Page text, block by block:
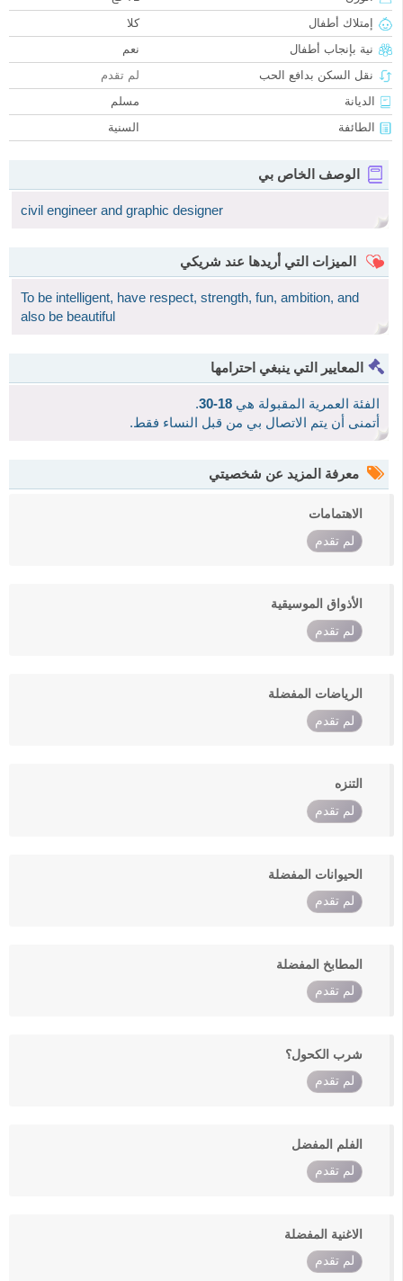
إمتلاك أطفال
كلا
نية بإنجاب أطفال
نعم
نقل السكن بدافع الحب
لم تقدم
الديانة
مسلم
الطائفة
السنية
الوصف الخاص بي
civil engineer and graphic designer
الميزات التي أريدها عند شريكي
To be intelligent, have respect, strength, fun, ambition, and
also be beautiful
المعايير التي ينبغي احترامها
الفئة العمرية المقبولة هي 18-30
.
أتمنى أن يتم الاتصال بي من قبل النساء فقط.
معرفة المزيد عن شخصيتي
الاهتمامات
لم تقدم
الأذواق الموسيقية
لم تقدم
الرياضات المفضلة
لم تقدم
التنزه
لم تقدم
الحيوانات المفضلة
لم تقدم
المطابخ المفضلة
لم تقدم
شرب الكحول؟
لم تقدم
الفلم المفضل
لم تقدم
الاغنية المفضلة
لم تقدم